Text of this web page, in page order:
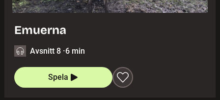
Emuerna
Avsnitt 8 ·6 min
Spela